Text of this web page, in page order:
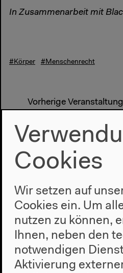
In Zusammenarbeit mit
#Körper #Menschenrecht
Vorherige Veranstaltung
Der
Körper
Cookies
Wir setzen auf
Cookies ein. Um
nutzen zu können,
Ihnen, neben den
notwendigen
Aktivierung